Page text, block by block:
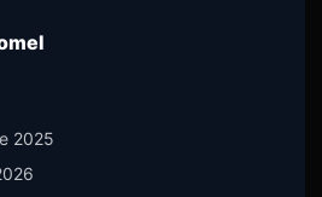
2025